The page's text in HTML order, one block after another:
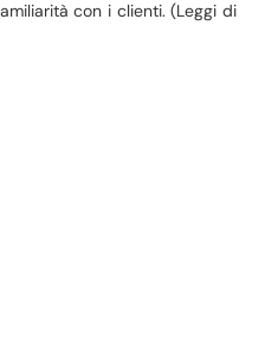
con i clienti. (Leggi di